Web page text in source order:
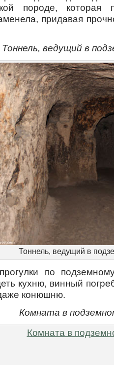
породе, которая
придавая
Тоннель, ведущий в
Тоннель, ведущий в
по
кухню, винный
конюшню.
Комната в